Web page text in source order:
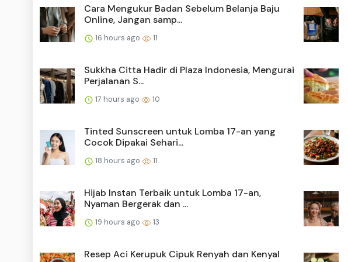
Cara Mengukur Badan Sebelum Belanja Baju
Online, Jangan samp...
16 hours ago 11
Sukkha Citta Hadir di Plaza Indonesia, Mengurai
Perjalanan S...
17 hours ago 10
Tinted Sunscreen untuk Lomba 17-an yang
Cocok Dipakai Sehari...
18 hours ago 11
Hijab Instan Terbaik untuk Lomba 17-an,
Nyaman Bergerak dan ...
19 hours ago 13
Resep Aci Kerupuk Cipuk Renyah dan Kenyal